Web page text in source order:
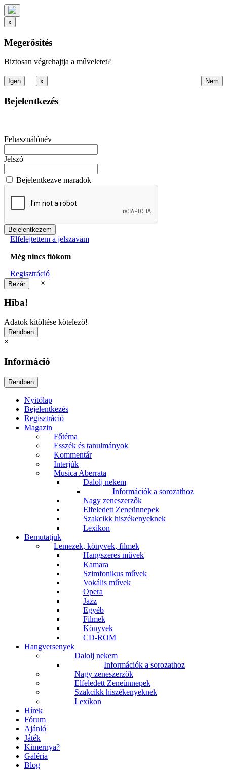
x
Megerősítés
Biztosan végrehajtja a műveletet?
x
Bejelentkezés
Fehasználónév
Jelszó
Bejelentkezve maradok
Elfelejtettem a jelszavam
Még nincs fiókom
Regisztráció
×
Hiba!
Adatok kitöltése kötelező!
×
Információ
Nyitólap
Bejelentkezés
Regisztráció
Magazin
Főtéma
Esszék és tanulmányok
Kommentár
Interjúk
Musica Aberrata
Dalolj nekem
Információk a sorozathoz
Nagy zeneszerzők
Elfeledett Zeneünnepek
Szakcikk hiszékenyeknek
Lexikon
Bemutatjuk
Lemezek, könyvek, filmek
Hangszeres művek
Kamara
Szimfonikus művek
Vokális művek
Opera
Jazz
Egyéb
Filmek
Könyvek
CD-ROM
Hangversenyek
Dalolj nekem
Információk a sorozathoz
Nagy zeneszerzők
Elfeledett Zeneünnepek
Szakcikk hiszékenyeknek
Lexikon
Hírek
Fórum
Ajánló
Játék
Kimernya?
Galéria
Blog